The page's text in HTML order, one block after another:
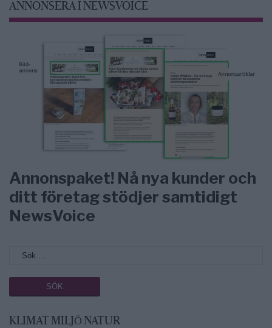
ANNONSERA I NEWSVOICE
Annonspaket! Nå nya kunder och
ditt företag stödjer samtidigt
NewsVoice
KLIMAT MILJÖ NATUR